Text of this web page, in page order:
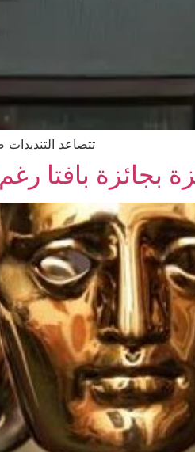
تتصاعد التنديدات
بافتا رغم